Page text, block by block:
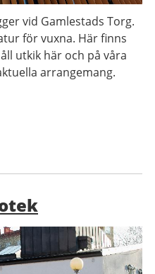
vid Gamlestads Torg.
för vuxna. Här finns
utkik här och på våra
arrangemang.